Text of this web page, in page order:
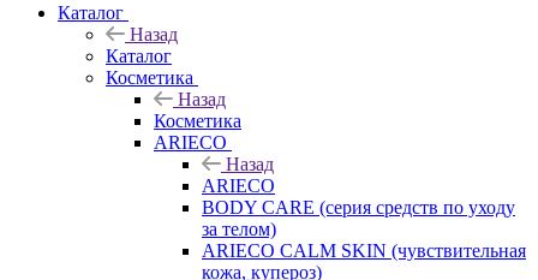
Каталог
Назад
Каталог
Косметика
Назад
Косметика
ARIECO
Назад
ARIECO
BODY CARE (серия средств по уходу
за телом)
ARIECO CALM SKIN (чувствительная
кожа, купероз)